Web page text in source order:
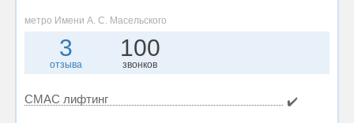
метро Имени А. С. Масельского
3
отзыва
100
звонков
СМАС лифтинг ✔️